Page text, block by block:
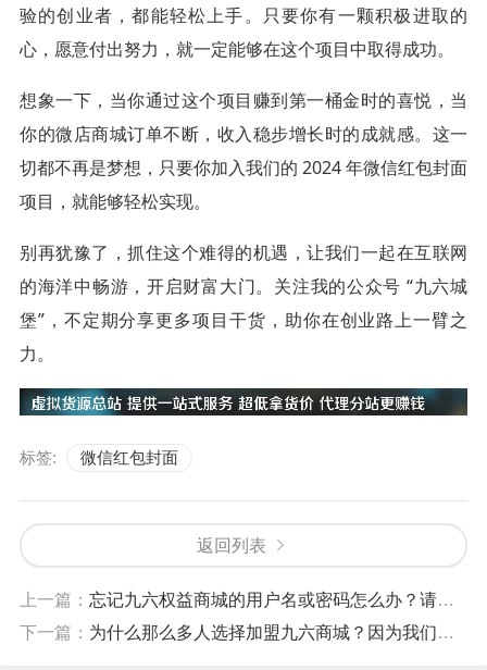
验的创业者，都能轻松上手。只要你有一颗积极进取的
心，愿意付出努力，就一定能够在这个项目中取得成功。
想象一下，当你通过这个项目赚到第一桶金时的喜悦，当
你的微店商城订单不断，收入稳步增长时的成就感。这一
切都不再是梦想，只要你加入我们的 2024 年微信红包封面
项目，就能够轻松实现。
别再犹豫了，抓住这个难得的机遇，让我们一起在互联网
的海洋中畅游，开启财富大门。关注我的公众号 “九六城
堡”，不定期分享更多项目干货，助你在创业路上一臂之
力。
标签: 微信红包封面
返回列表
上一篇： 忘记九六权益商城的用户名或密码怎么办？请按此教程操作
下一篇： 为什么那么多人选择加盟九六商城？因为我们真的靠谱！